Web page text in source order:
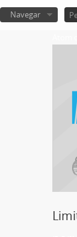
Navegar